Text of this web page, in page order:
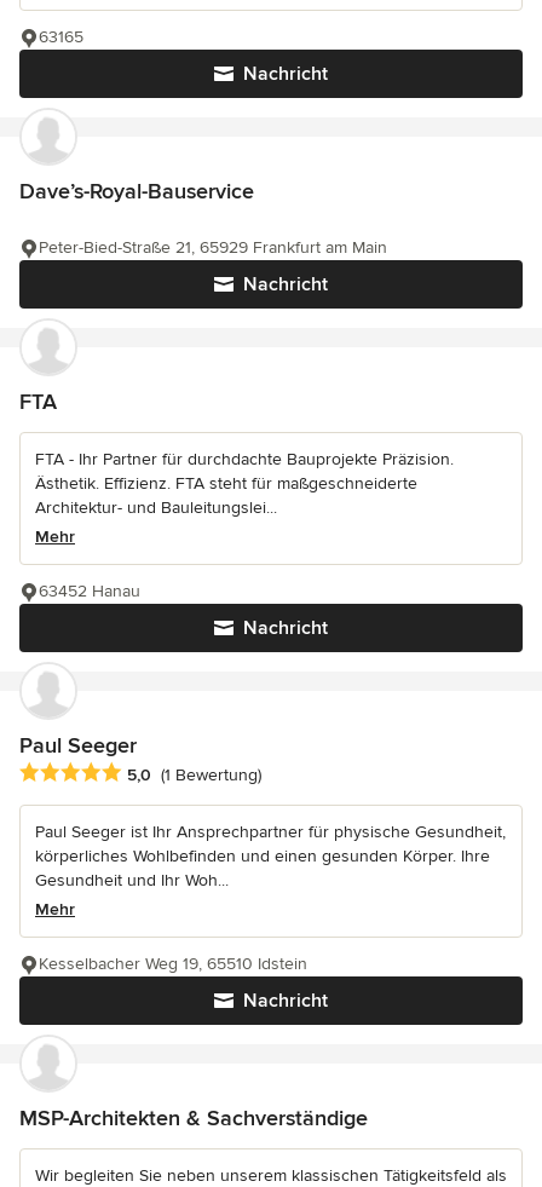
Nachricht
63165
Dave’s-Royal-Bauservice
Nachricht
Peter-Bied-Straße 21, 65929 Frankfurt am Main
FTA
FTA - Ihr Partner für durchdachte Bauprojekte Präzision.
Ästhetik. Effizienz. FTA steht für maßgeschneiderte
Architektur- und Bauleitungslei...
Mehr
Nachricht
63452 Hanau
Paul Seeger
Durchschnittliche Bewertung: 5 von 5 Sternen
5,0 (1 Bewertung)
Paul Seeger ist Ihr Ansprechpartner für physische Gesundheit,
körperliches Wohlbefinden und einen gesunden Körper. Ihre
Gesundheit und Ihr Woh...
Mehr
Nachricht
Kesselbacher Weg 19, 65510 Idstein
MSP-Architekten & Sachverständige
Wir begleiten Sie neben unserem klassischen Tätigkeitsfeld als